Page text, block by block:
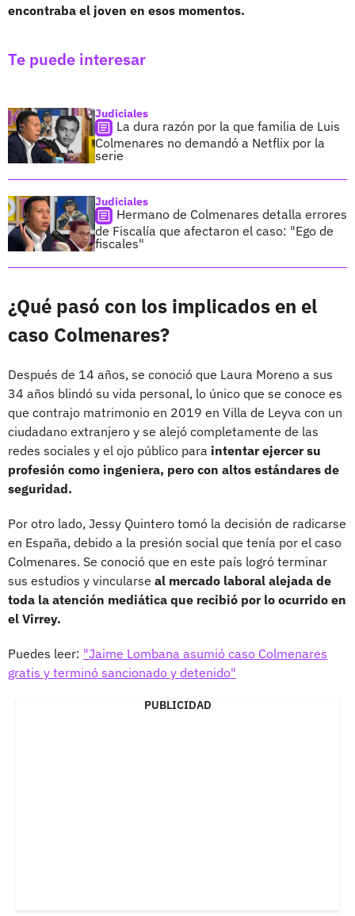
encontraba el joven en esos momentos.
Te puede interesar
Judiciales
La dura razón por la que familia de Luis
Colmenares no demandó a Netflix por la
serie
Judiciales
Hermano de Colmenares detalla errores
de Fiscalía que afectaron el caso: "Ego de
fiscales"
¿Qué pasó con los implicados en el
caso Colmenares?
Después de 14 años, se conoció que Laura Moreno a sus
34 años blindó su vida personal, lo único que se conoce es
que contrajo matrimonio en 2019 en Villa de Leyva con un
ciudadano extranjero y se alejó completamente de las
redes sociales y el ojo público para intentar ejercer su
profesión como ingeniera, pero con altos estándares de
seguridad.
Por otro lado, Jessy Quintero tomó la decisión de radicarse
en España, debido a la presión social que tenía por el caso
Colmenares. Se conoció que en este país logró terminar
sus estudios y vincularse al mercado laboral alejada de
toda la atención mediática que recibió por lo ocurrido en
el Virrey.
Puedes leer: "Jaime Lombana asumió caso Colmenares
gratis y terminó sancionado y detenido"
PUBLICIDAD